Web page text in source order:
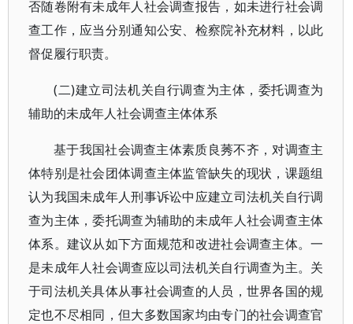
否随卷附有未成年人社会调查报告，如未进行社会调
查工作，应当分别通知公安、检察院补充材料，以此
督促履行职责。
(二)建立司法机关自行调查为主体，委托调查为
辅助的未成年人社会调查主体体系
基于我国社会调查主体素质良莠不齐，对调查主
体特别是社会团体调查主体监管缺失的现状，课题组
认为我国未成年人刑事诉讼中应建立司法机关自行调
查为主体，委托调查为辅助的未成年人社会调查主体
体系。建议从如下方面规范和改进社会调查主体。一
是未成年人社会调查应以司法机关自行调查为主。关
于司法机关具体从事社会调查的人员，世界各国的规
定也不尽相同，但大多数国家均由专门的社会调查官